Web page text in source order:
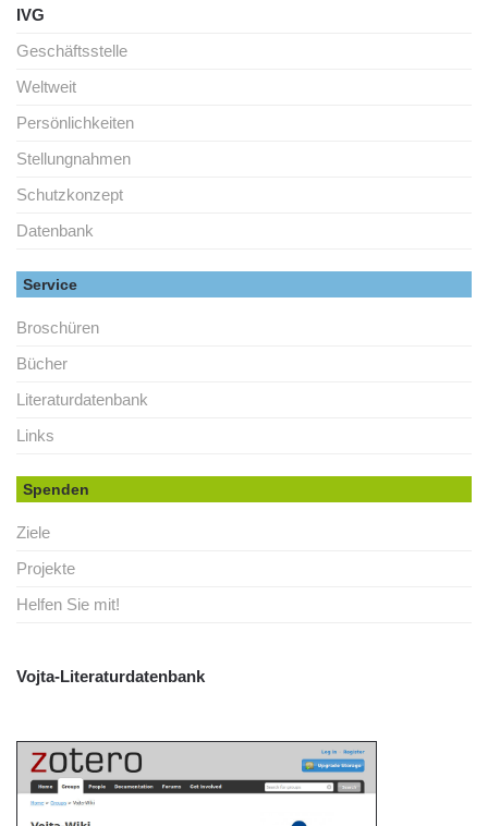
IVG
Geschäftsstelle
Weltweit
Persönlichkeiten
Stellungnahmen
Schutzkonzept
Datenbank
Service
Broschüren
Bücher
Literaturdatenbank
Links
Spenden
Ziele
Projekte
Helfen Sie mit!
Vojta-Literaturdatenbank